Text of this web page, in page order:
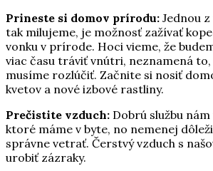
Prineste si domov prírodu: Jednou
tak milujeme, je možnosť zažívať
vonku v prírode. Hoci vieme, že
viac času tráviť vnútri, neznamená
musíme rozlúčiť. Začnite si nosiť
kvetov a nové izbové rastliny.
Prečistite vzduch: Dobrú službu
ktoré máme v byte, no nemenej
správne vetrať. Čerstvý vzduch s
urobiť zázraky.